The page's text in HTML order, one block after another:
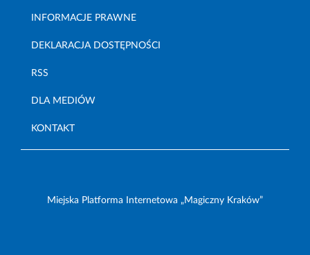
INFORMACJE PRAWNE
DEKLARACJA DOSTĘPNOŚCI
RSS
DLA MEDIÓW
KONTAKT
Miejska Platforma Internetowa „Magiczny Kraków”